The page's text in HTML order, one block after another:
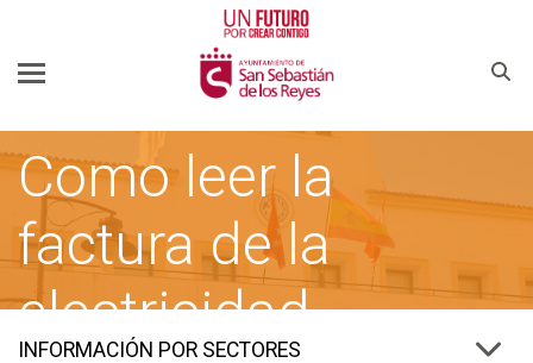
Como leer la
factura de la
electricidad
INFORMACIÓN POR SECTORES